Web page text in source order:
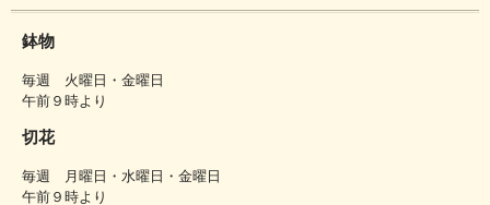
鉢物
毎週 火曜日・金曜日
午前９時より
切花
毎週 月曜日・水曜日・金曜日
午前９時より